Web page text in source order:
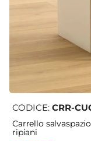
CODICE: CRR-
Carrello
ripiani